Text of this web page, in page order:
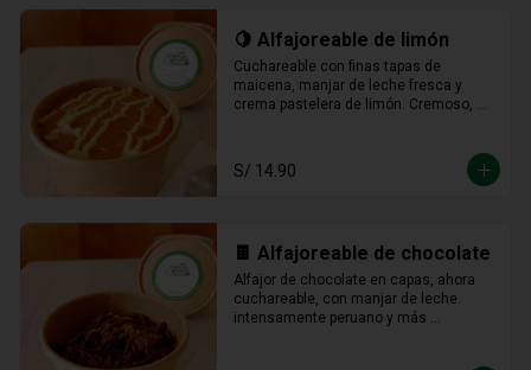
🍋 Alfajoreable de limón
Cuchareable con finas tapas de
maicena, manjar de leche fresca y
crema pastelera de limón. Cremoso,
S/ 14.90
🍫 Alfajoreable de chocolate
Alfajor de chocolate en capas, ahora
cuchareable, con manjar de leche.
intensamente peruano y más